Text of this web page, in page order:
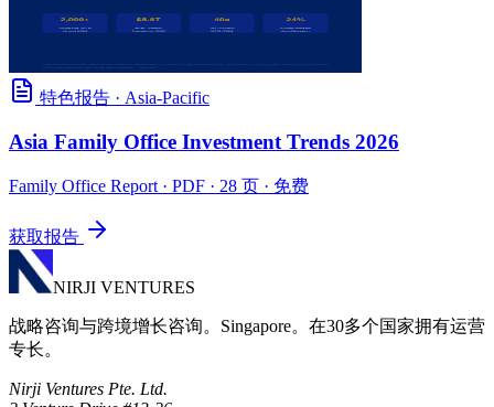
特色报告 · Asia-Pacific
Asia Family Office Investment Trends 2026
Family Office Report · PDF · 28 页 · 免费
获取报告
NIRJI VENTURES
战略咨询与跨境增长咨询。Singapore。在30多个国家拥有运营
专长。
Nirji Ventures Pte. Ltd.